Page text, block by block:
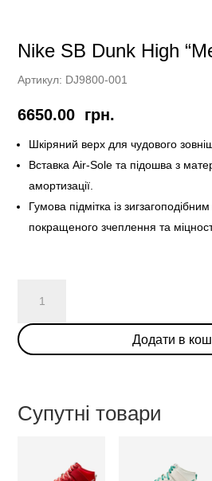
Nike SB Dunk High
Артикул: DJ9800-001
6650.00 грн.
Шкіряний верх для чудового
Вставка Air-Sole та підошва з
амортизації.
Гумова підмітка із
покращеного зчеплення та
Dunk
High
Додати в
Супутні товари